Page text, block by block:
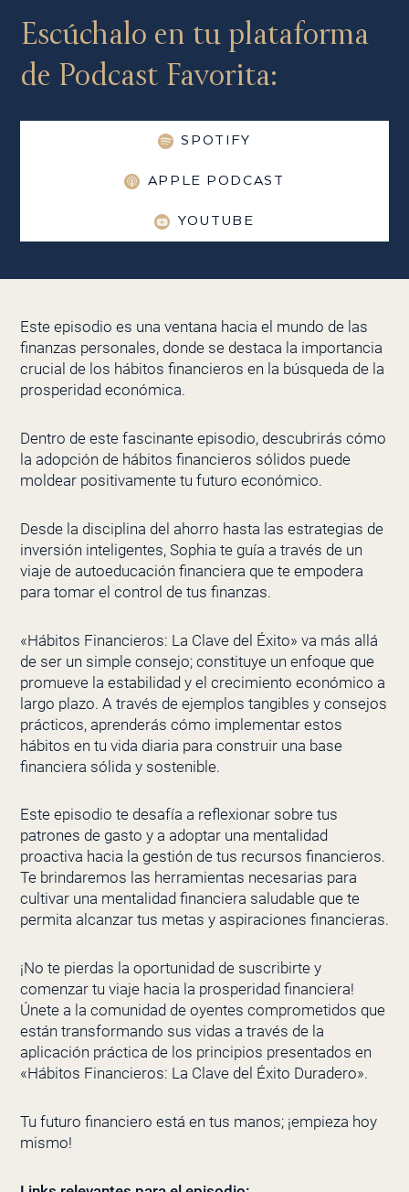
Escúchalo en tu plataforma
de Podcast Favorita:
SPOTIFY
APPLE PODCAST
YOUTUBE
Este episodio es una ventana hacia el mundo de las
finanzas personales, donde se destaca la importancia
crucial de los hábitos financieros en la búsqueda de la
prosperidad económica.
Dentro de este fascinante episodio, descubrirás cómo
la adopción de hábitos financieros sólidos puede
moldear positivamente tu futuro económico.
Desde la disciplina del ahorro hasta las estrategias de
inversión inteligentes, Sophia te guía a través de un
viaje de autoeducación financiera que te empodera
para tomar el control de tus finanzas.
«Hábitos Financieros: La Clave del Éxito» va más allá
de ser un simple consejo; constituye un enfoque que
promueve la estabilidad y el crecimiento económico a
largo plazo. A través de ejemplos tangibles y consejos
prácticos, aprenderás cómo implementar estos
hábitos en tu vida diaria para construir una base
financiera sólida y sostenible.
Este episodio te desafía a reflexionar sobre tus
patrones de gasto y a adoptar una mentalidad
proactiva hacia la gestión de tus recursos financieros.
Te brindaremos las herramientas necesarias para
cultivar una mentalidad financiera saludable que te
permita alcanzar tus metas y aspiraciones financieras.
¡No te pierdas la oportunidad de suscribirte y
comenzar tu viaje hacia la prosperidad financiera!
Únete a la comunidad de oyentes comprometidos que
están transformando sus vidas a través de la
aplicación práctica de los principios presentados en
«Hábitos Financieros: La Clave del Éxito Duradero».
Tu futuro financiero está en tus manos; ¡empieza hoy
mismo!